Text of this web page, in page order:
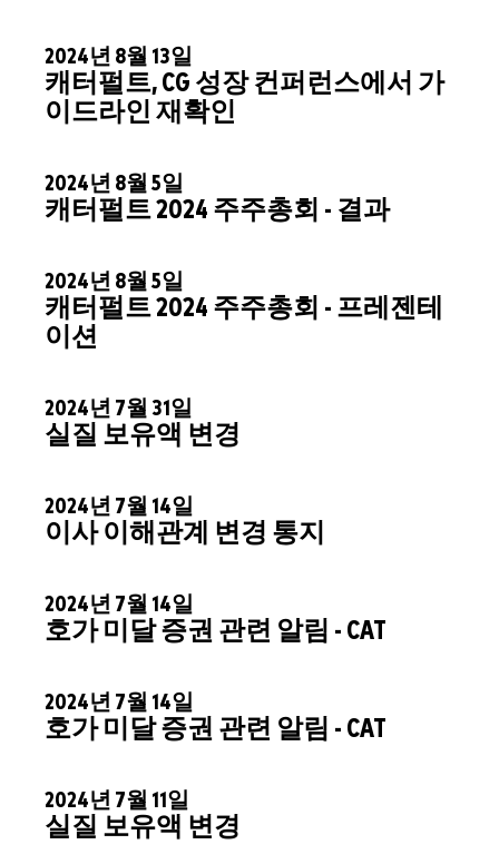
2024년 8월 13일
캐터펄트, CG 성장 컨퍼런스에서 가
이드라인 재확인
2024년 8월 5일
캐터펄트 2024 주주총회 - 결과
2024년 8월 5일
캐터펄트 2024 주주총회 - 프레젠테
이션
2024년 7월 31일
실질 보유액 변경
2024년 7월 14일
이사 이해관계 변경 통지
2024년 7월 14일
호가 미달 증권 관련 알림 - CAT
2024년 7월 14일
호가 미달 증권 관련 알림 - CAT
2024년 7월 11일
실질 보유액 변경